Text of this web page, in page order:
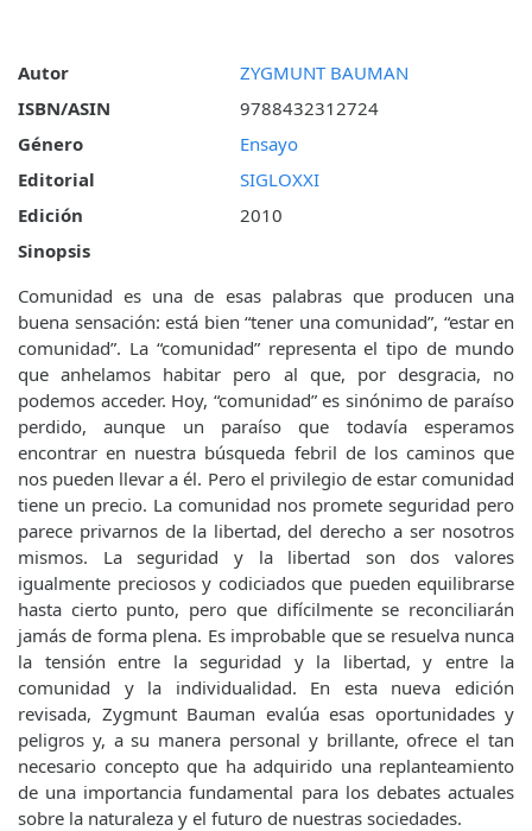
Autor
ZYGMUNT BAUMAN
ISBN/ASIN
9788432312724
Género
Ensayo
Editorial
SIGLOXXI
Edición
2010
Sinopsis
Comunidad es una de esas palabras que producen una
buena sensación: está bien “tener una comunidad”, “estar en
comunidad”. La “comunidad” representa el tipo de mundo
que anhelamos habitar pero al que, por desgracia, no
podemos acceder. Hoy, “comunidad” es sinónimo de paraíso
perdido, aunque un paraíso que todavía esperamos
encontrar en nuestra búsqueda febril de los caminos que
nos pueden llevar a él. Pero el privilegio de estar comunidad
tiene un precio. La comunidad nos promete seguridad pero
parece privarnos de la libertad, del derecho a ser nosotros
mismos. La seguridad y la libertad son dos valores
igualmente preciosos y codiciados que pueden equilibrarse
hasta cierto punto, pero que difícilmente se reconciliarán
jamás de forma plena. Es improbable que se resuelva nunca
la tensión entre la seguridad y la libertad, y entre la
comunidad y la individualidad. En esta nueva edición
revisada, Zygmunt Bauman evalúa esas oportunidades y
peligros y, a su manera personal y brillante, ofrece el tan
necesario concepto que ha adquirido una replanteamiento
de una importancia fundamental para los debates actuales
sobre la naturaleza y el futuro de nuestras sociedades.